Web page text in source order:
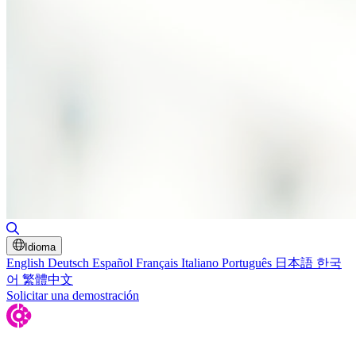
Idioma
English Deutsch Español Français Italiano Português 日本語 한국
어 繁體中文
Solicitar una demostración